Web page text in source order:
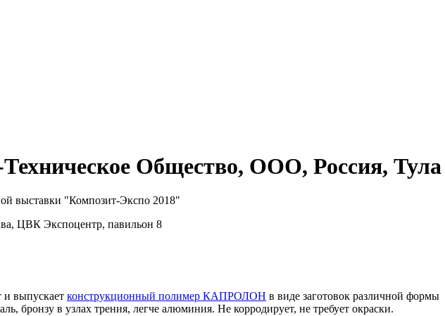
Общество, ООО, Россия, Тула
выставки "Композит-Экспо 2018"
ЦВК Экспоцентр, павильон 8
и выпускает конструкционный полимер КАПРОЛОН в виде заготовок различной формы
бронзу в узлах трения, легче алюминия. Не корродирует, не требует окраски.